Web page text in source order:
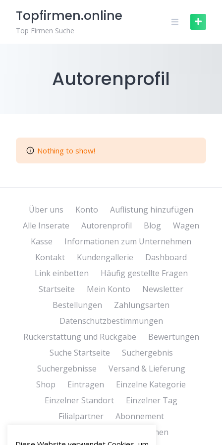
Inhalt
springen
Topfirmen.online
Top Firmen Suche
Autorenprofil
Nothing to show!
Über uns Konto
Auflistung hinzufügen
Alle Inserate
Autorenprofil Blog
Wagen
Kasse
Informationen zum Unternehmen
Kontakt
Kundengallerie
Dashboard
Link einbetten
Häufig gestellte Fragen
Startseite
Mein Konto
Newsletter
Bestellungen
Zahlungsarten
Datenschutzbestimmungen
Rückerstattung und Rückgabe
Bewertungen
Suche Startseite
Suchergebnis
Suchergebnisse
Versand & Lieferung
Shop
Eintragen
Einzelne Kategorie
Einzelner Standort
Einzelner Tag
Filialpartner
Abonnement
Bedingungen und Konditionen